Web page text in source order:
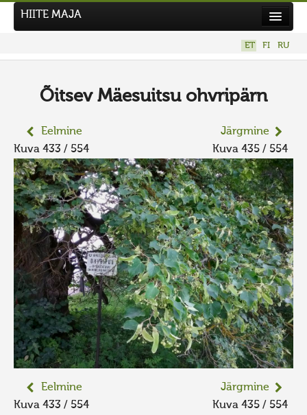
Tööd
Tegutse
Kuvavõistlused
UUS KUVAVÕISTLUS
Hiite kuvavõistlus 2026
VANEMAD KUVAVÕISTLUSED
Kontakt
HIITE MAJA
ET FI RU
Õitsev Mäesuitsu ohvripärn
Eelmine
Kuva 433 / 554
Järgmine
Kuva 435 / 554
Eelmine
Kuva 433 / 554
Järgmine
Kuva 435 / 554